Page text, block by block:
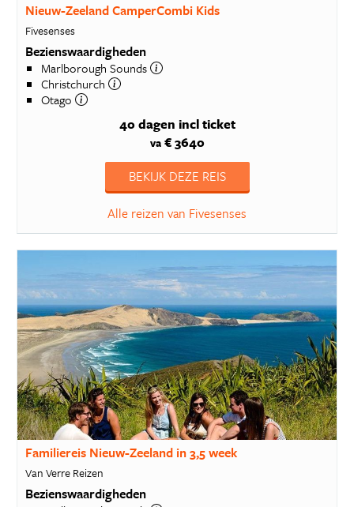
Nieuw-Zeeland CamperCombi Kids
Fivesenses
Bezienswaardigheden
Marlborough Sounds
Christchurch
Otago
40 dagen incl ticket
va€ 3640
BEKIJK DEZE REIS
Alle reizen van Fivesenses
Familiereis Nieuw-Zeeland in 3,5 week
Van Verre Reizen
Bezienswaardigheden